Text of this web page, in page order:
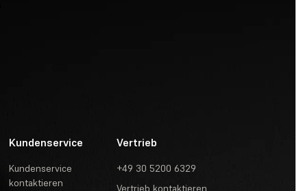
Kundenservice
Kundenservice
kontaktieren
Vertrieb
+49 30 5200 6329
Vertrieb kontaktieren